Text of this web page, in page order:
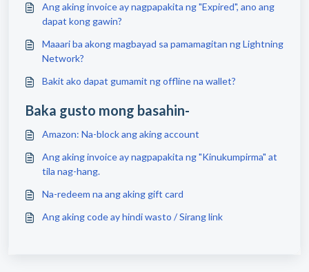
Ang aking invoice ay nagpapakita ng "Expired", ano ang
dapat kong gawin?
Maaari ba akong magbayad sa pamamagitan ng Lightning
Network?
Bakit ako dapat gumamit ng offline na wallet?
Baka gusto mong basahin-
Amazon: Na-block ang aking account
Ang aking invoice ay nagpapakita ng "Kinukumpirma" at
tila nag-hang.
Na-redeem na ang aking gift card
Ang aking code ay hindi wasto / Sirang link